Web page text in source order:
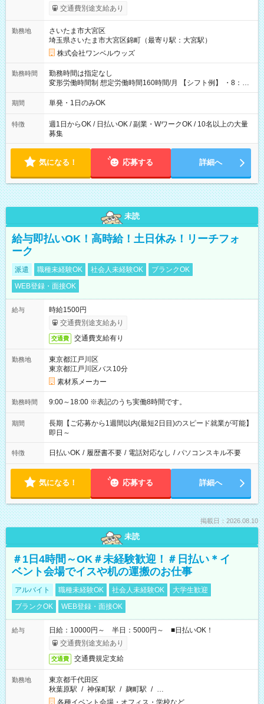
いOK！（規定あり） ┗働いたその日に現金GET♪ お仕事後はコ
ンビニATMから 日払い分を引き落とせます！ 【試用期間】試
交通費別途支給あり
勤務地
さいたま市大宮区
埼玉県さいたま市大宮区錦町（最寄り駅：大宮駅）
株式会社ワンベルウッズ
勤務時間
勤務時間は指定なし
変形労働時間制 想定労働時間160時間/月 【シフト例】 ・8：00
～21：00
期間 単発・1日のみOK
特徴
週1日からOK / 日払いOK / 副業・WワークOK / 10名以上の大量
募集
気になる！ 応募する 詳細へ
未読
給与即払いOK！高時給！土日休み！リーチフォ
ーク
派遣 職種未経験OK 社会人未経験OK
ブランクOK
WEB登録・面接OK
給与
時給1500円
交通費別途支給あり
交通費 交通費支給有り
勤務地
東京都江戸川区
東京都江戸川区バス10分
素材系メーカー
勤務時間 9:00～18:00 ※表記のうち実働8時間です。
期間
長期【ご応募から1週間以内(最短2日目)のスピード就業が可能】
即日～
特徴 日払いOK / 履歴書不要 / 電話対応なし / パソコンスキル不要
気になる！ 応募する 詳細へ
掲載日：2026.08.10
未読
＃1日4時間～OK＃未経験歓迎！＃日払い＊イ
ベント会場でイスや机の運搬のお仕事
アルバイト 職種未経験OK 社会人未経験OK
大学生歓迎
ブランクOK
WEB登録・面接OK
給与
日給：10000円～ 半日：5000円～ ■日払いOK！
交通費別途支給あり
交通費 交通費規定支給
勤務地
東京都千代田区
秋葉原駅 / 神保町駅 / 麹町駅 / …
各種イベント会場・オフィス・学校など